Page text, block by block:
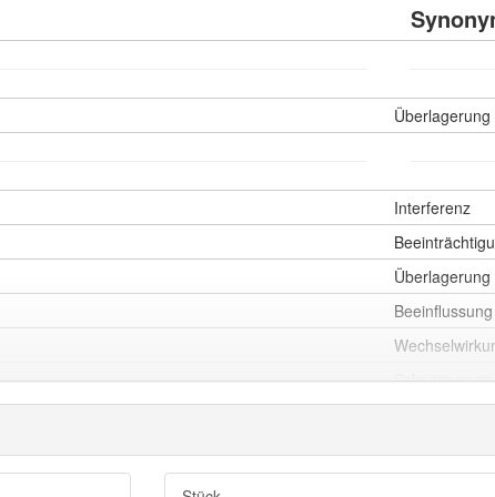
Überlagerung
Interferenz
Überlagerung
Beeinflussung
Schnittmenge